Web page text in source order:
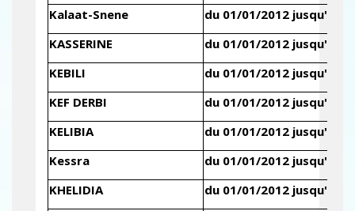
Kalaat-Snene
du 01/01/2012 jusqu'au
KASSERINE
du 01/01/2012 jusqu'au
KEBILI
du 01/01/2012 jusqu'au
KEF DERBI
du 01/01/2012 jusqu'au
KELIBIA
du 01/01/2012 jusqu'au
Kessra
du 01/01/2012 jusqu'au
KHELIDIA
du 01/01/2012 jusqu'au